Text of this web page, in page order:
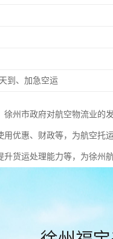
到、加急空运
州市政府对航空物流业的
用优惠、财政等，为航空托
货运处理能力等，为徐州